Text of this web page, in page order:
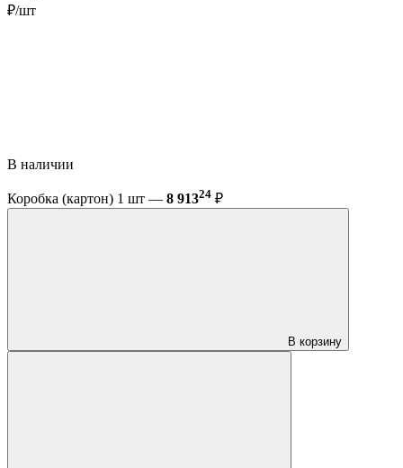
₽/шт
В наличии
Коробка (картон) 1 шт — 8 91324 ₽
В корзину